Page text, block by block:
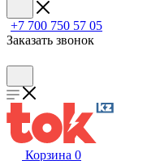
+7 700 750 57 05
Заказать звонок
Корзина 0